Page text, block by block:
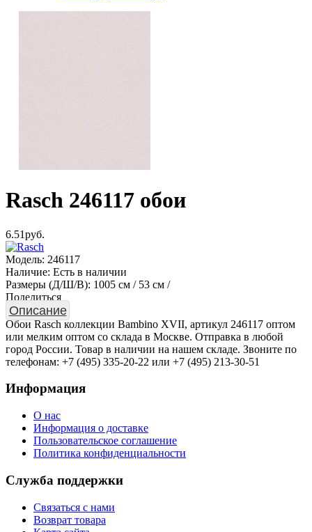
Rasch 246117 обои
6.51руб.
Модель: 246117
Наличие: Есть в наличии
Размеры (Д/Ш/В): 1005 см / 53 см /
Поделиться
Описание
Обои Rasch коллекции Bambino XVII, артикул 246117 оптом
или мелким оптом со склада в Москве. Отправка в любой
город России. Товар в наличии на нашем складе. Звоните по
телефонам: +7 (495) 335-20-22 или +7 (495) 213-30-51
Информация
О нас
Информация о доставке
Пользовательское соглашение
Политика конфиденциальности
Служба поддержки
Связаться с нами
Возврат товара